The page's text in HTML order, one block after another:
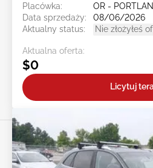
Placówka:
OR -
Data sprzedaży:
08/06/2026
Aktualny status:
Nie złożyłeś
Aktualna oferta:
$0
Licytuj